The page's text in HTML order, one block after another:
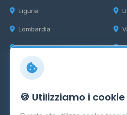
Liguria
Lombardia
Marche
Info
Cos'è il GPL
🍪 Utilizziamo i cookie